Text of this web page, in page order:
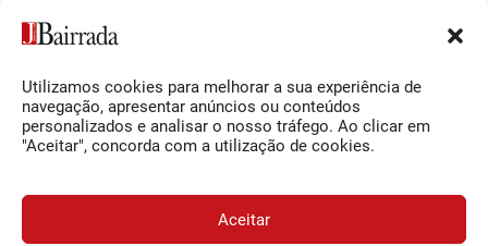
Utilizamos cookies para melhorar a sua experiência de
navegação, apresentar anúncios ou conteúdos
personalizados e analisar o nosso tráfego. Ao clicar em
"Aceitar", concorda com a utilização de cookies.
Aceitar
Siga-nos
Facebook
O Jornal da Bairrada
Contactos